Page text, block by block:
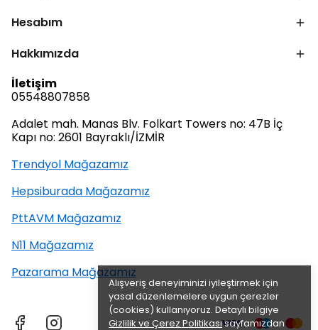
Alışveriş deneyiminizi iyileştirmek için
yasal düzenlemelere uygun çerezler
(cookies) kullanıyoruz. Detaylı bilgiye
Gizlilik ve Çerez Politikasısayfamızdan
Hesabım
Hakkımızda
İletişim
05548807858
Adalet mah. Manas Blv. Folkart Towers no: 47B İç
Kapı no: 2601 Bayraklı/İZMİR
Trendyol Mağazamız
Hepsiburada Mağazamız
PttAVM Mağazamız
N11 Mağazamız
Pazarama Mağazamız